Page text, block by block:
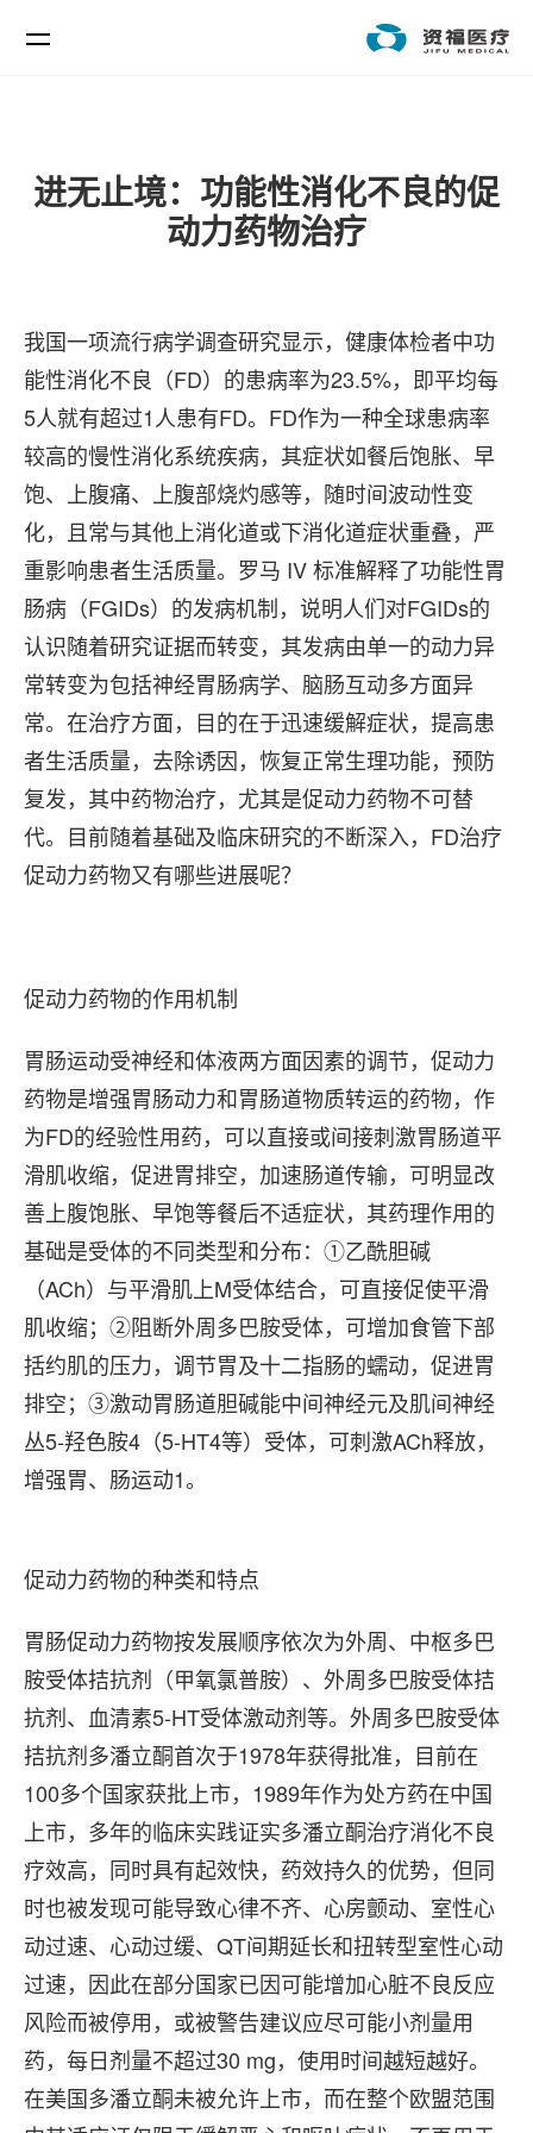
进无止境：功能性消化不良的促
动力药物治疗
我国一项流行病学调查研究显示，健康体检者中功
能性消化不良（FD）的患病率为23.5%，即平均每
5人就有超过1人患有FD。FD作为一种全球患病率
较高的慢性消化系统疾病，其症状如餐后饱胀、早
饱、上腹痛、上腹部烧灼感等，随时间波动性变
化，且常与其他上消化道或下消化道症状重叠，严
重影响患者生活质量。罗马 IV 标准解释了功能性胃
肠病（FGIDs）的发病机制，说明人们对FGIDs的
认识随着研究证据而转变，其发病由单一的动力异
常转变为包括神经胃肠病学、脑肠互动多方面异
常。在治疗方面，目的在于迅速缓解症状，提高患
者生活质量，去除诱因，恢复正常生理功能，预防
复发，其中药物治疗，尤其是促动力药物不可替
代。目前随着基础及临床研究的不断深入，FD治疗
促动力药物又有哪些进展呢？
促动力药物的作用机制
胃肠运动受神经和体液两方面因素的调节，促动力
药物是增强胃肠动力和胃肠道物质转运的药物，作
为FD的经验性用药，可以直接或间接刺激胃肠道平
滑肌收缩，促进胃排空，加速肠道传输，可明显改
善上腹饱胀、早饱等餐后不适症状，其药理作用的
基础是受体的不同类型和分布：①乙酰胆碱
（ACh）与平滑肌上M受体结合，可直接促使平滑
肌收缩；②阻断外周多巴胺受体，可增加食管下部
括约肌的压力，调节胃及十二指肠的蠕动，促进胃
排空；③激动胃肠道胆碱能中间神经元及肌间神经
丛5-羟色胺4（5-HT4等）受体，可刺激ACh释放，
增强胃、肠运动1。
促动力药物的种类和特点
胃肠促动力药物按发展顺序依次为外周、中枢多巴
胺受体拮抗剂（甲氧氯普胺）、外周多巴胺受体拮
抗剂、血清素5-HT受体激动剂等。外周多巴胺受体
拮抗剂多潘立酮首次于1978年获得批准，目前在
100多个国家获批上市，1989年作为处方药在中国
上市，多年的临床实践证实多潘立酮治疗消化不良
疗效高，同时具有起效快，药效持久的优势，但同
时也被发现可能导致心律不齐、心房颤动、室性心
动过速、心动过缓、QT间期延长和扭转型室性心动
过速，因此在部分国家已因可能增加心脏不良反应
风险而被停用，或被警告建议应尽可能小剂量用
药，每日剂量不超过30 mg，使用时间越短越好。
在美国多潘立酮未被允许上市，而在整个欧盟范围